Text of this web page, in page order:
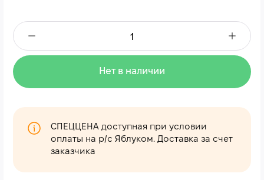
Нет в наличии
СПЕЦЦЕНА доступная при условии
оплаты на р/с Яблуком. Доставка за счет
заказчика